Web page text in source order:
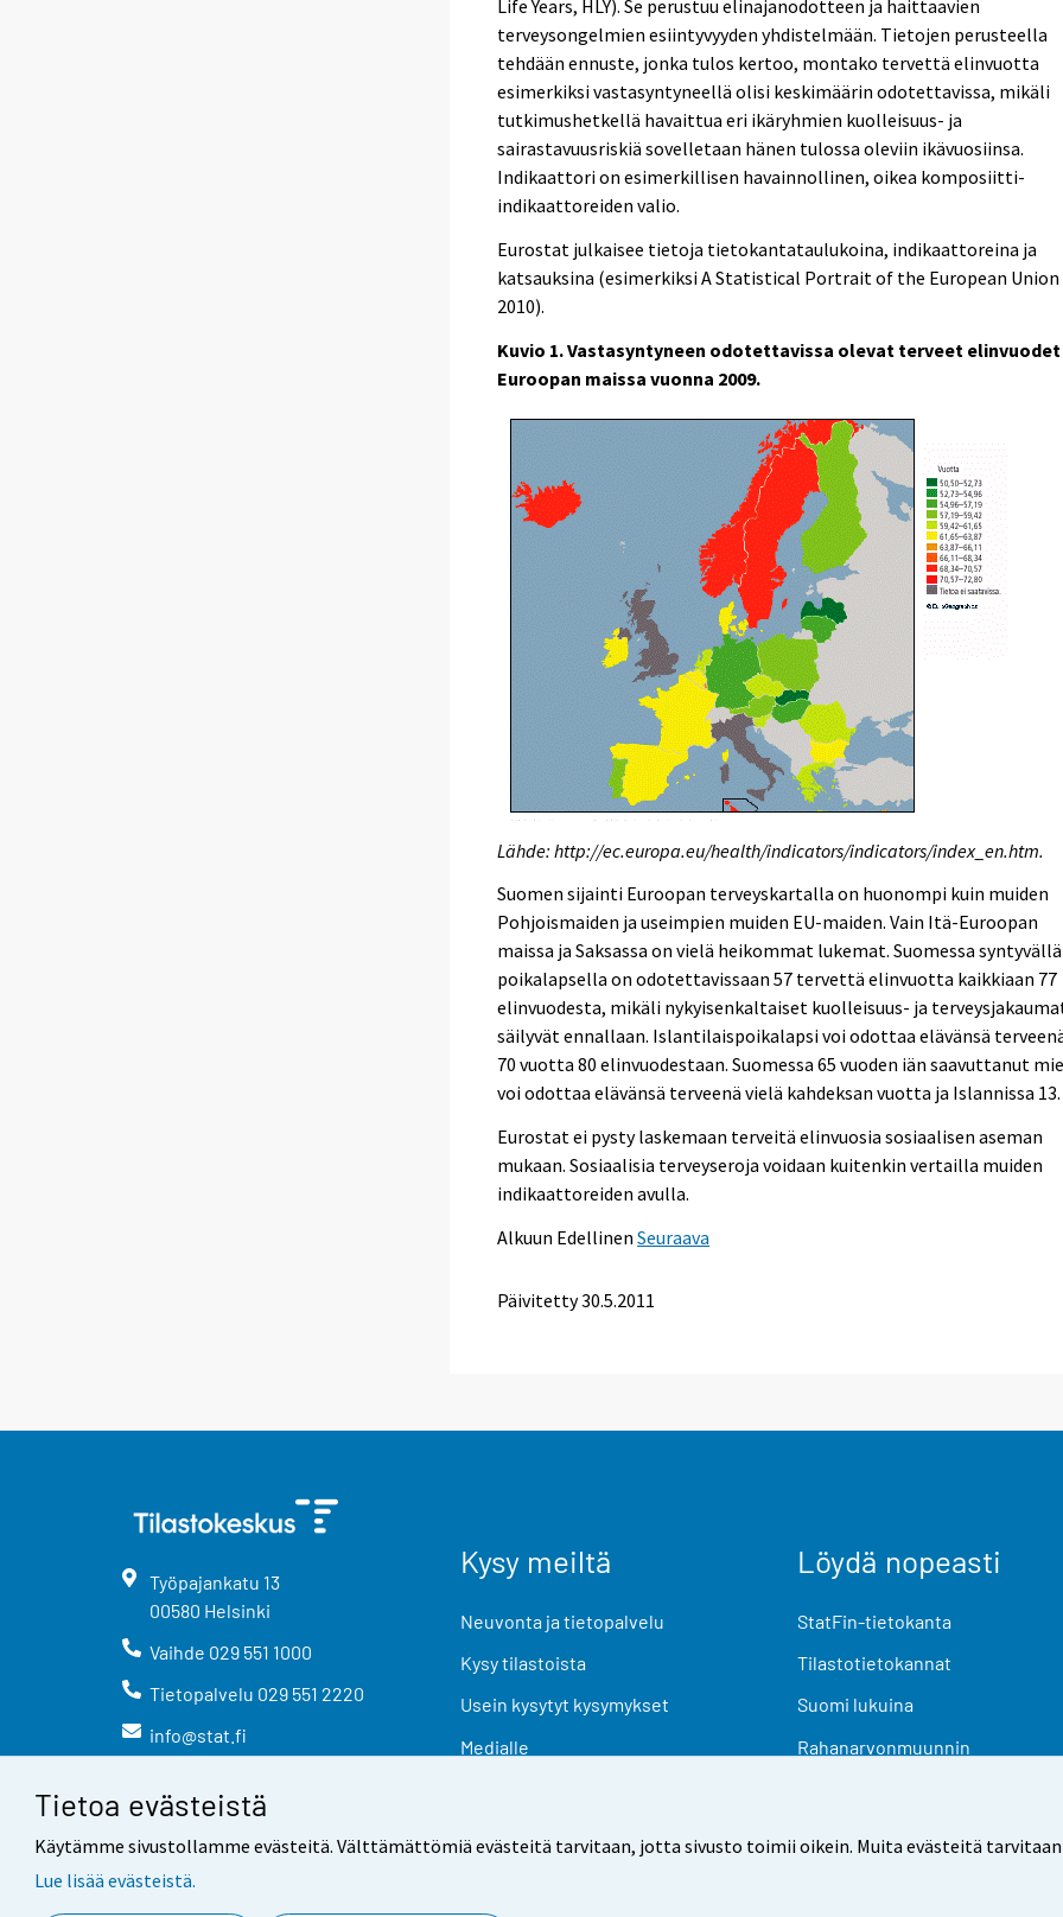
Tietoa evästeistä
Käytämme sivustollamme evästeitä. Välttämättömiä evästeitä tarvitaan, jotta sivusto toimii oikein. Muita evästeitä
Lue lisää evästeistä.
Life Years, HLY). Se perustuu elinajanodotteen ja haittaavien
terveysongelmien esiintyvyyden yhdistelmään. Tietojen perusteella
tehdään ennuste, jonka tulos kertoo, montako tervettä elinvuotta
esimerkiksi vastasyntyneellä olisi keskimäärin odotettavissa, mikäli
tutkimushetkellä havaittua eri ikäryhmien kuolleisuus- ja
sairastavuusriskiä sovelletaan hänen tulossa oleviin ikävuosiinsa.
Indikaattori on esimerkillisen havainnollinen, oikea komposiitti-
indikaattoreiden valio.
Eurostat julkaisee tietoja tietokantataulukoina, indikaattoreina ja
katsauksina (esimerkiksi A Statistical Portrait of the European Union
2010).
Kuvio 1. Vastasyntyneen odotettavissa olevat terveet elinvuodet
Euroopan maissa vuonna 2009.
Lähde: http://ec.europa.eu/health/indicators/indicators/index_en.htm.
Suomen sijainti Euroopan terveyskartalla on huonompi kuin muiden
Pohjoismaiden ja useimpien muiden EU-maiden. Vain Itä-Euroopan
maissa ja Saksassa on vielä heikommat lukemat. Suomessa syntyvällä
poikalapsella on odotettavissaan 57 tervettä elinvuotta kaikkiaan 77
elinvuodesta, mikäli nykyisenkaltaiset kuolleisuus- ja
säilyvät ennallaan. Islantilaispoikalapsi voi odottaa elävänsä
70 vuotta 80 elinvuodestaan. Suomessa 65 vuoden iän saavuttanut
voi odottaa elävänsä terveenä vielä kahdeksan vuotta ja Islannissa 13.
Eurostat ei pysty laskemaan terveitä elinvuosia sosiaalisen aseman
mukaan. Sosiaalisia terveyseroja voidaan kuitenkin vertailla muiden
indikaattoreiden avulla.
Alkuun Edellinen Seuraava
Päivitetty 30.5.2011
Työpajankatu 13
00580 Helsinki
Vaihde 029 551 1000
Tietopalvelu 029 551 2220
info@stat.fi
Kysy meiltä
Neuvonta ja tietopalvelu
Kysy tilastoista
Usein kysytyt kysymykset
Medialle
Löydä nopeasti
StatFin-tietokanta
Tilastotietokannat
Suomi lukuina
Rahanarvonmuunnin